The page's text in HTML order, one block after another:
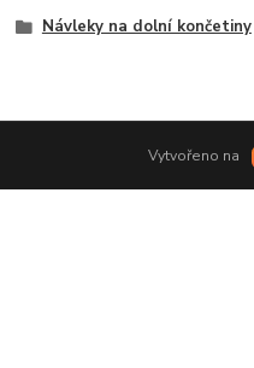
Návleky na dolní končetiny
Vytvořeno na